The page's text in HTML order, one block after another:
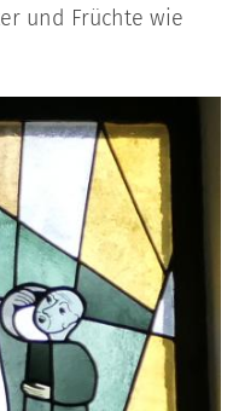
und Früchte wie